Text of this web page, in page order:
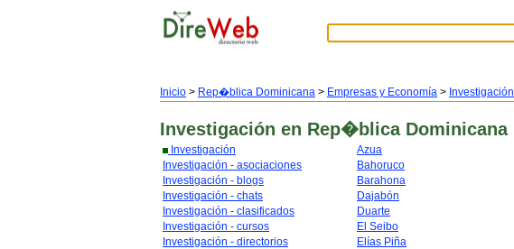
Inicio > Rep�blica Dominicana > Empresas y Economía > Investigación
Investigación en Rep�blica Dominicana
Investigación
Investigación - asociaciones
Investigación - blogs
Investigación - chats
Investigación - clasificados
Investigación - cursos
Investigación - directorios
Azua
Bahoruco
Barahona
Dajabón
Duarte
El Seibo
Elías Piña